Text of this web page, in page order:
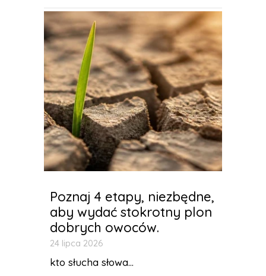
Poznaj 4 etapy, niezbędne,
aby wydać stokrotny plon
dobrych owoców.
24 lipca 2026
kto słucha słowa...